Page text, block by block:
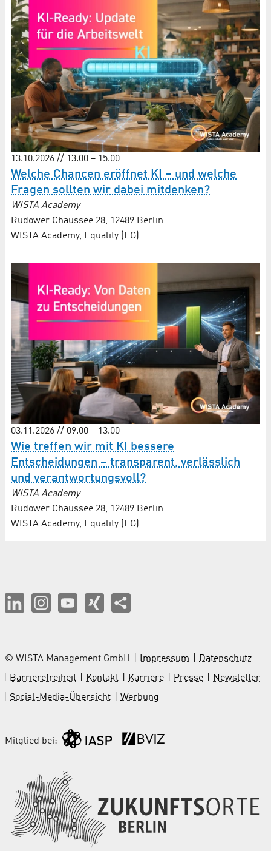
13.10.2026 // 13.00 – 15.00
Welche Chancen eröffnet KI – und welche
Fragen sollten wir dabei mitdenken?
WISTA Academy
Rudower Chaussee 28, 12489 Berlin
WISTA Academy, Equality (EG)
03.11.2026 // 09.00 – 13.00
Wie treffen wir mit KI bessere
Entscheidungen – transparent, verlässlich
und verantwortungsvoll?
WISTA Academy
Rudower Chaussee 28, 12489 Berlin
WISTA Academy, Equality (EG)
© WISTA Management GmbH Impressum
Datenschutz
Barrierefreiheit
Kontakt Karriere Presse
Newsletter
Social-Media-Übersicht
Werbung
Mitglied bei: